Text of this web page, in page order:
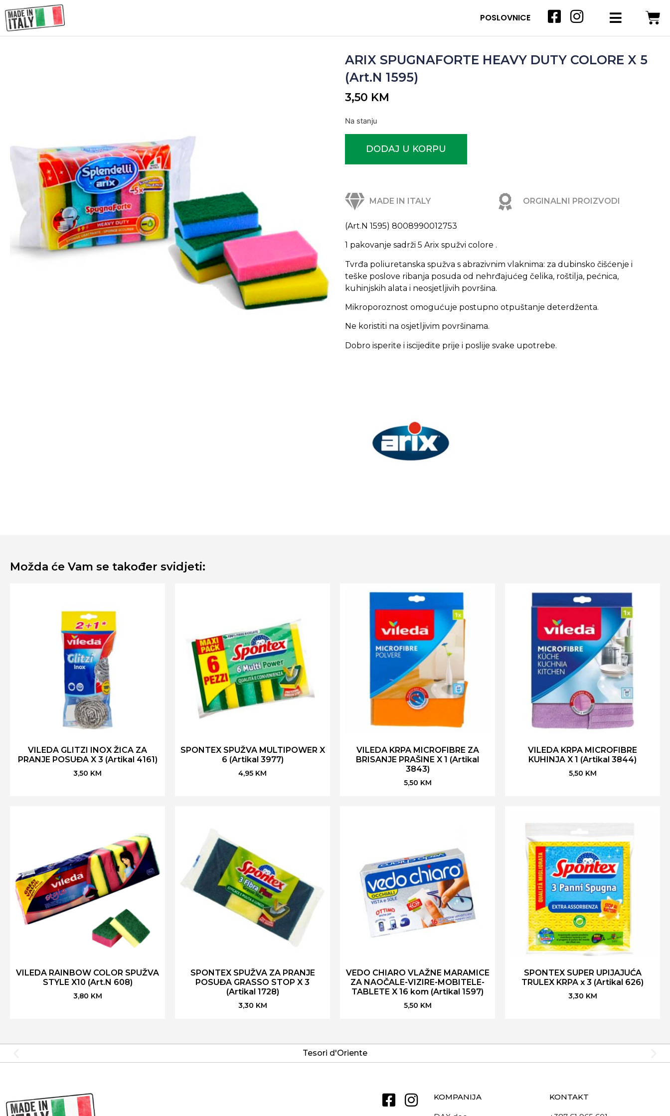
POSLOVNICE
ARIX SPUGNAFORTE HEAVY DUTY COLORE X 5
(Art.N 1595)
3,50 KM
Na stanju
DODAJ U KORPU
MADE IN ITALY ORGINALNI PROIZVODI
(Art.N 1595) 8008990012753
1 pakovanje sadrži 5 Arix spužvi colore .
Tvrđa poliuretanska spužva s abrazivnim vlaknima: za dubinsko čišćenje i
teške poslove ribanja posuda od nehrđajućeg čelika, roštilja, pećnica,
kuhinjskih alata i neosjetljivih površina.
Mikroporoznost omogućuje postupno otpuštanje deterdženta.
Ne koristiti na osjetljivim površinama.
Dobro isperite i iscijedite prije i poslije svake upotrebe.
Možda će Vam se također svidjeti:
VILEDA GLITZI INOX ŽICA ZA
PRANJE POSUĐA X 3 (Artikal 4161)
3,50 KM
SPONTEX SPUŽVA MULTIPOWER X
6 (Artikal 3977)
4,95 KM
VILEDA KRPA MICROFIBRE ZA
BRISANJE PRAŠINE X 1 (Artikal
3843)
5,50 KM
VILEDA KRPA MICROFIBRE
KUHINJA X 1 (Artikal 3844)
5,50 KM
VILEDA RAINBOW COLOR SPUŽVA
STYLE X10 (Art.N 608)
3,80 KM
SPONTEX SPUŽVA ZA PRANJE
POSUĐA GRASSO STOP X 3
(Artikal 1728)
3,30 KM
VEDO CHIARO VLAŽNE MARAMICE
ZA NAOČALE-VIZIRE-MOBITELE-
TABLETE X 16 kom (Artikal 1597)
5,50 KM
SPONTEX SUPER UPIJAJUĆA
TRULEX KRPA x 3 (Artikal 626)
3,30 KM
Tesori d'Oriente
KOMPANIJA KONTAKT